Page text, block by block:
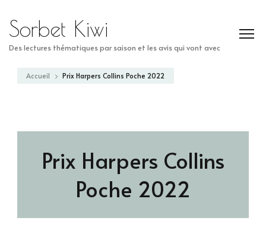
Sorbet Kiwi
Des lectures thématiques par saison et les avis qui vont avec
Accueil Prix Harpers Collins Poche 2022
Prix Harpers Collins
Poche 2022